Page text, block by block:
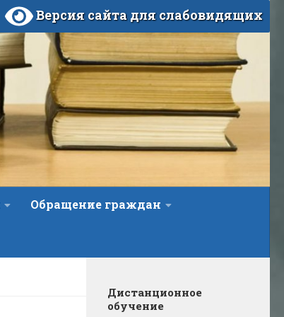
Версия сайта для слабовидящих
Обращение граждан
Дистанционное
обучение